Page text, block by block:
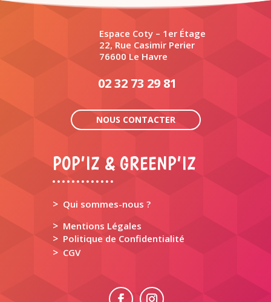
Espace Coty – 1er Étage
22, Rue Casimir Perier
76600 Le Havre
02 32 73 29 81
NOUS CONTACTER
POP’IZ & GREENP’IZ
> Qui sommes-nous ?
> Mentions Légales
> Politique de Confidentialité
> CGV